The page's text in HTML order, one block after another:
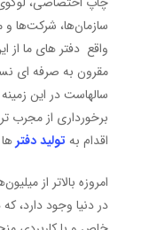
سازمان‌ها، شرکت‌ها
واقع دفتر های ما
مقرون به صرفه ای
سالهاست در این
برخورداری از مجرب
اقدام به تولید دفتر
امروزه بالاتر از
در دنیا وجود دارد،